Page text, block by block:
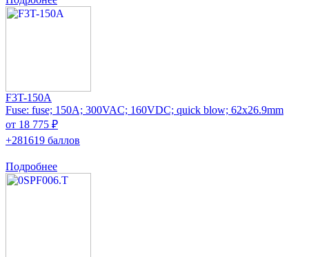
F3T-150A
Fuse: fuse; 150A; 300VAC; 160VDC; quick blow; 62x26.9mm
от 18 775 ₽
+281619 баллов
Подробнее